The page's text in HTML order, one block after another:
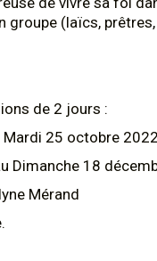
groupe (laïcs,
de 2 jours :
25 octobre
Dimanche 18
Mérand